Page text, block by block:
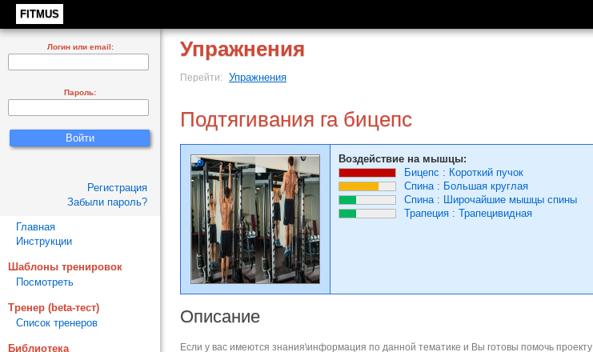
FITMUS
Упражнения
Перейти: Упражнения
Подтягивания га бицепс
Воздействие на мышцы:
Бицепс : Короткий пучок
Спина: Большая круглая
Спина: Широчайшие мышцы спины
Трапеция : Трапецивидная
Описание
Если у вас имеются знания\информация по данной тематике и Вы готовы помочь проекту
Логин или email:
Пароль:
Регистрация
Забыли пароль?
Главная
Инструкции
Шаблоны тренировок
Посмотреть
Тренер (beta-тест)
Список тренеров
Библиотека